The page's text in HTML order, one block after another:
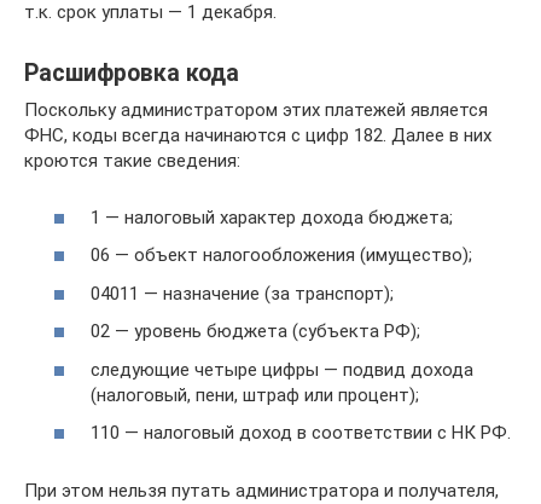
т.к. срок уплаты — 1 декабря.
Расшифровка кода
Поскольку администратором этих платежей является
ФНС, коды всегда начинаются с цифр 182. Далее в них
кроются такие сведения:
1 — налоговый характер дохода бюджета;
06 — объект налогообложения (имущество);
04011 — назначение (за транспорт);
02 — уровень бюджета (субъекта РФ);
следующие четыре цифры — подвид дохода
(налоговый, пени, штраф или процент);
110 — налоговый доход в соответствии с НК РФ.
При этом нельзя путать администратора и получателя,